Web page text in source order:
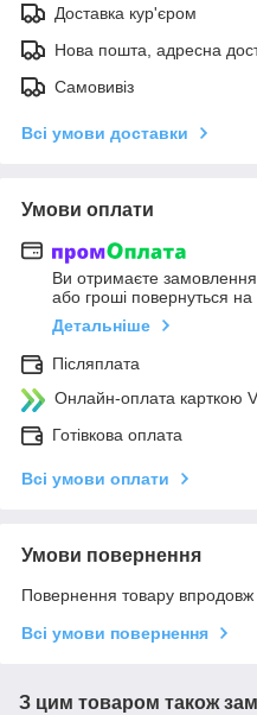
Доставка кур'єром
Нова пошта, адресна
Самовивіз
Всі умови доставки
Умови оплати
Ви отримаєте замовлення
або гроші повернуться на
Детальніше
Післяплата
Онлайн-оплата карткою
Готівкова оплата
Всі умови оплати
Умови повернення
Повернення товару впродовж
Всі умови повернення
З цим товаром також